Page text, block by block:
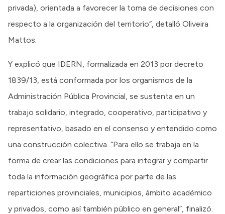
privada), orientada a favorecer la toma de decisiones con
respecto a la organización del territorio”, detalló Oliveira
Mattos.
Y explicó que IDERN, formalizada en 2013 por decreto
1839/13, está conformada por los organismos de la
Administración Pública Provincial, se sustenta en un
trabajo solidario, integrado, cooperativo, participativo y
representativo, basado en el consenso y entendido como
una construcción colectiva. “Para ello se trabaja en la
forma de crear las condiciones para integrar y compartir
toda la información geográfica por parte de las
reparticiones provinciales, municipios, ámbito académico
y privados, como así también público en general”, finalizó.